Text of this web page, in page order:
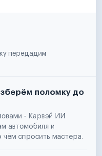
передадим
поломку до
- Карвэй ИИ
автомобиля и
чём спросить мастера.